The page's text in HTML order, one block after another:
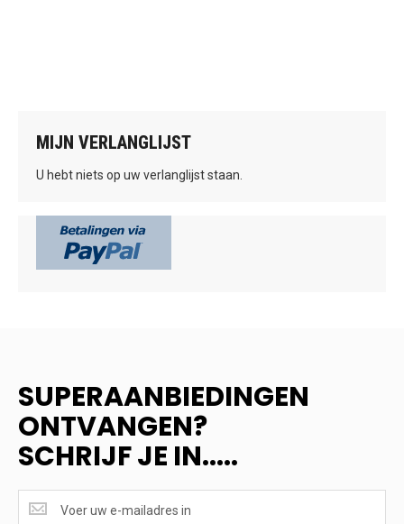
MIJN VERLANGLIJST
U hebt niets op uw verlanglijst staan.
SUPERAANBIEDINGEN
ONTVANGEN?
SCHRIJF JE IN.....
ONTVANGEN?